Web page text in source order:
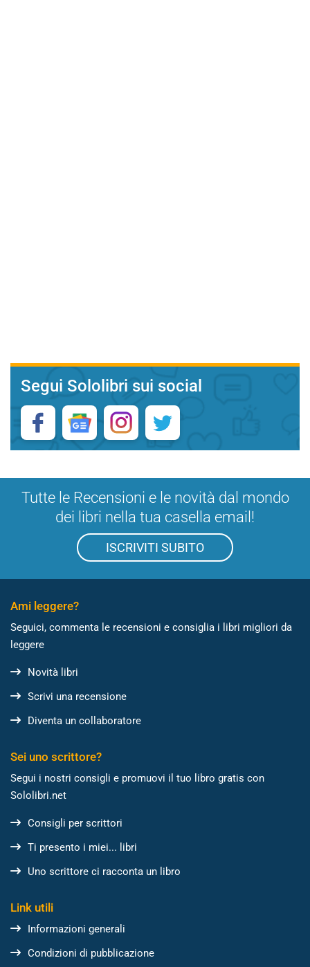
Segui Sololibri sui social
Tutte le Recensioni e le novità dal mondo
dei libri nella tua casella email!
ISCRIVITI SUBITO
Ami leggere?
Seguici, commenta le recensioni e consiglia i libri migliori da
leggere
Novità libri
Scrivi una recensione
Diventa un collaboratore
Sei uno scrittore?
Segui i nostri consigli e promuovi il tuo libro gratis con
Sololibri.net
Consigli per scrittori
Ti presento i miei... libri
Uno scrittore ci racconta un libro
Link utili
Informazioni generali
Condizioni di pubblicazione